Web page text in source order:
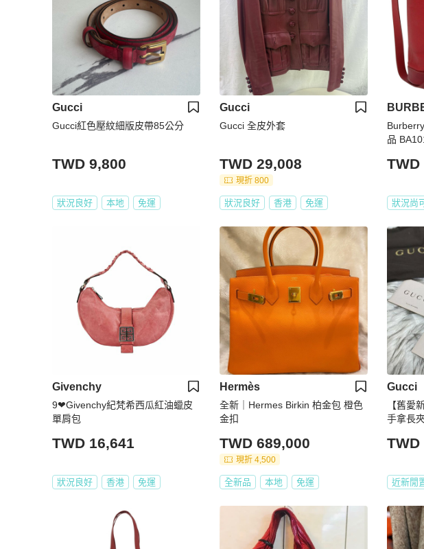
Gucci
Gucci紅色壓紋細版皮帶85公分
TWD 9,800
狀況良好 本地 免運
Gucci
Gucci 全皮外套
TWD 29,008
現折 800
狀況良好 香港 免運
品
TWD
狀況尚
Givenchy
9❤Givenchy紀梵希西瓜紅油蠟皮
單肩包
TWD 16,641
狀況良好 香港 免運
Hermès
全新｜Hermes Birkin 柏金包 橙色
金扣
TWD 689,000
現折 4,500
全新品 本地 免運
Gucci
【舊愛
手拿長
TWD
近新閒